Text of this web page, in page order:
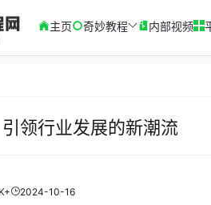
主页 奇妙教程 内部视频
领行业发展的新潮流
2024-10-16